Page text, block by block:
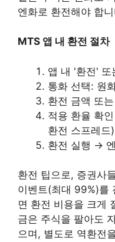
엔화로 환전해야 합
MTS 앱 내 환전 절차
앱 내 '환전' 또
통화 선택: 원
환전 금액 또
적용 환율 확
환전 스프레드)
환전 실행 →
환전 팁으로, 증권사
이벤트(최대 99%)를
면 환전 비용을 크게
금은 주식을 팔아도
으며, 별도로 역환전